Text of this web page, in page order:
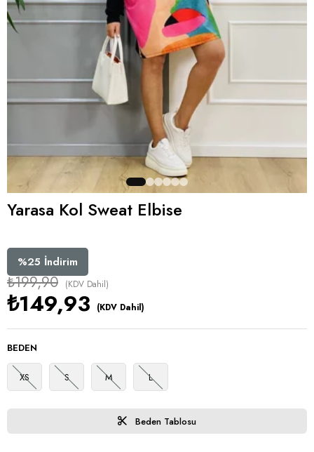
Yarasa Kol Sweat Elbise
%25 İndirim
₺199,90 (KDV Dahil)
₺149,93 (KDV Dahil)
BEDEN
XS S M L
Beden Tablosu